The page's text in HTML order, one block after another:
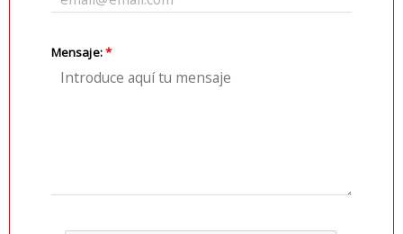
Mensaje:*